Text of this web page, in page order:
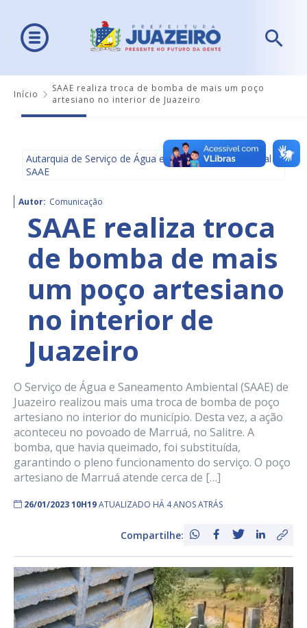
Início
SAAE realiza troca de bomba de mais um poço
artesiano no interior de Juazeiro
Autarquia de Serviço de Água e Saneamento Ambiental -
SAAE
Autor: Comunicação
SAAE realiza troca
de bomba de mais
um poço artesiano
no interior de
Juazeiro
O Serviço de Água e Saneamento Ambiental (SAAE) de
Juazeiro realizou mais uma troca de bomba de poço
artesiano no interior do município. Desta vez, a ação
aconteceu no povoado de Marruá, no Salitre. A
bomba, que havia queimado, foi substituída,
garantindo o pleno funcionamento do serviço. O poço
artesiano de Marruá atende cerca de […]
26/01/2023 10H19ATUALIZADO HÁ 4 ANOS ATRÁS
Compartilhe: